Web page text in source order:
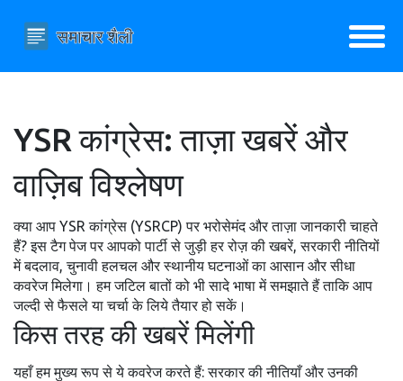
YSR कांग्रेस: ताज़ा खबरें और
वाज़िब विश्लेषण
क्या आप YSR कांग्रेस (YSRCP) पर भरोसेमंद और ताज़ा जानकारी चाहते
हैं? इस टैग पेज पर आपको पार्टी से जुड़ी हर रोज़ की खबरें, सरकारी नीतियों
में बदलाव, चुनावी हलचल और स्थानीय घटनाओं का आसान और सीधा
कवरेज मिलेगा। हम जटिल बातों को भी सादे भाषा में समझाते हैं ताकि आप
जल्दी से फैसले या चर्चा के लिये तैयार हो सकें।
किस तरह की खबरें मिलेंगी
यहाँ हम मुख्य रूप से ये कवरेज करते हैं: सरकार की नीतियाँ और उनकी